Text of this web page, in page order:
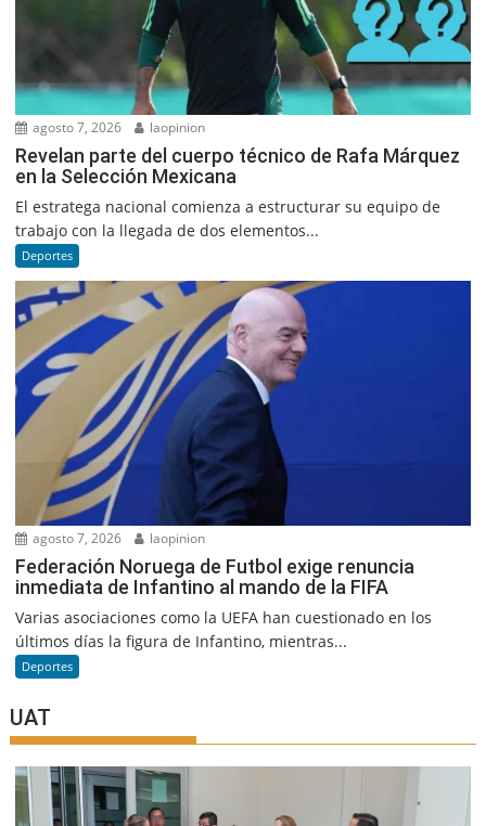
agosto 7, 2026 laopinion
Revelan parte del cuerpo técnico de Rafa Márquez
en la Selección Mexicana
El estratega nacional comienza a estructurar su equipo de
trabajo con la llegada de dos elementos...
Deportes
agosto 7, 2026 laopinion
Federación Noruega de Futbol exige renuncia
inmediata de Infantino al mando de la FIFA
Varias asociaciones como la UEFA han cuestionado en los
últimos días la figura de Infantino, mientras...
Deportes
UAT